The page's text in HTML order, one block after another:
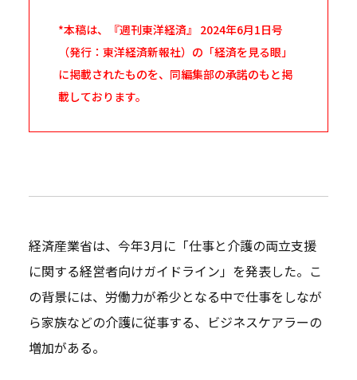
*本稿は、『週刊東洋経済』 2024年6月1日号
（発行：東洋経済新報社）の「経済を見る眼」
に掲載されたものを、同編集部の承諾のもと掲
載しております。
経済産業省は、今年3月に「仕事と介護の両立支援
に関する経営者向けガイドライン」を発表した。こ
の背景には、労働力が希少となる中で仕事をしなが
ら家族などの介護に従事する、ビジネスケアラーの
増加がある。